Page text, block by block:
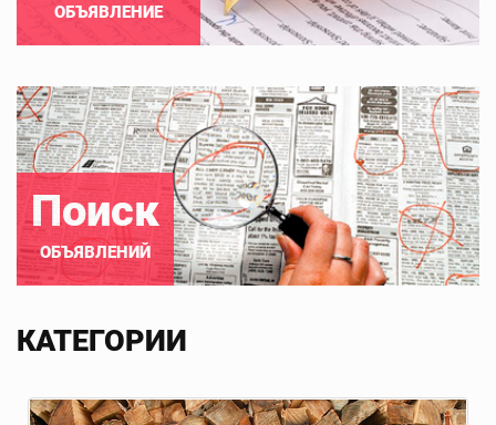
ОБЪЯВЛЕНИЕ
Поиск
ОБЪЯВЛЕНИЙ
КАТЕГОРИИ